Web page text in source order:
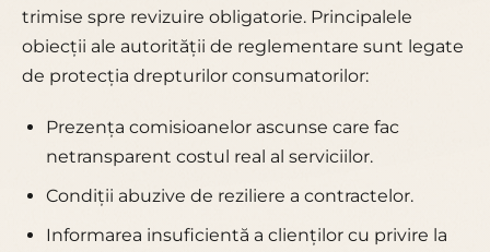
trimise spre revizuire obligatorie. Principalele
obiecții ale autorității de reglementare sunt legate
de protecția drepturilor consumatorilor:
Prezența comisioanelor ascunse care fac
netransparent costul real al serviciilor.
Condiții abuzive de reziliere a contractelor.
Informarea insuficientă a clienților cu privire la